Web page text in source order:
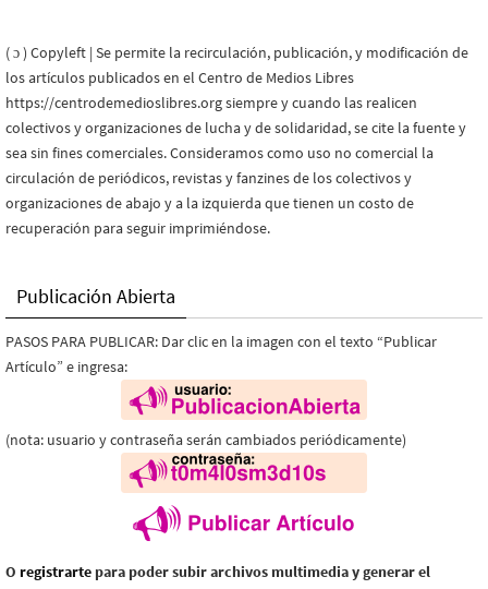
( ɔ ) Copyleft | Se permite la recirculación, publicación, y modificación de
los artículos publicados en el Centro de Medios Libres
https://centrodemedioslibres.org siempre y cuando las realicen
colectivos y organizaciones de lucha y de solidaridad, se cite la fuente y
sea sin fines comerciales. Consideramos como uso no comercial la
circulación de periódicos, revistas y fanzines de los colectivos y
organizaciones de abajo y a la izquierda que tienen un costo de
recuperación para seguir imprimiéndose.
Publicación Abierta
PASOS PARA PUBLICAR: Dar clic en la imagen con el texto “Publicar
Artículo” e ingresa:
(nota: usuario y contraseña serán cambiados periódicamente)
O registrarte para poder subir archivos multimedia y generar el